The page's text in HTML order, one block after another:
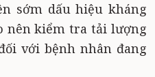
sớm dấu hiệu kháng
nên kiểm tra tải lượng
với bệnh nhân đang